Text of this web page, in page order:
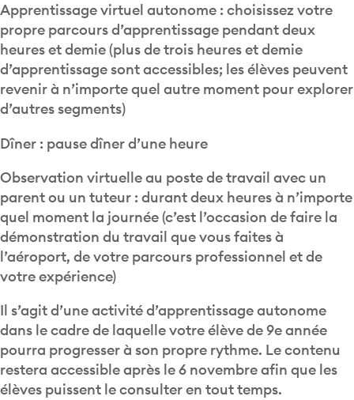
Apprentissage virtuel autonome : choisissez votre
propre parcours d’apprentissage pendant deux
heures et demie (plus de trois heures et demie
d’apprentissage sont accessibles; les élèves peuvent
revenir à n’importe quel autre moment pour explorer
d’autres segments)
Dîner : pause dîner d’une heure
Observation virtuelle au poste de travail avec un
parent ou un tuteur : durant deux heures à n’importe
quel moment la journée (c’est l’occasion de faire la
démonstration du travail que vous faites à
l’aéroport, de votre parcours professionnel et de
votre expérience)
Il s’agit d’une activité d’apprentissage autonome
dans le cadre de laquelle votre élève de 9e année
pourra progresser à son propre rythme. Le contenu
restera accessible après le 6 novembre afin que les
élèves puissent le consulter en tout temps.